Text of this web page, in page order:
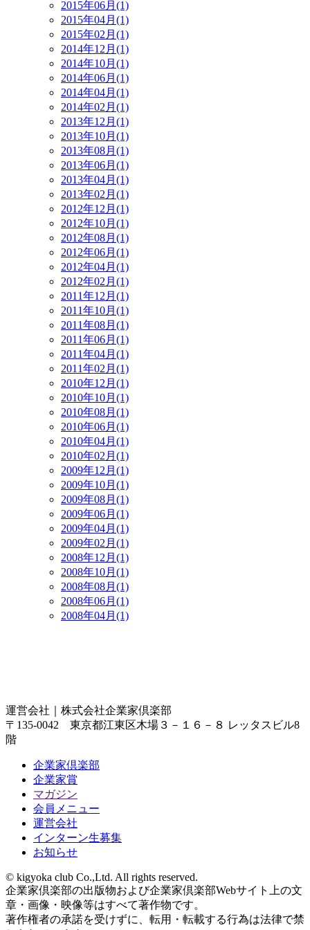
2015年06月(1)
2015年04月(1)
2015年02月(1)
2014年12月(1)
2014年10月(1)
2014年06月(1)
2014年04月(1)
2014年02月(1)
2013年12月(1)
2013年10月(1)
2013年08月(1)
2013年06月(1)
2013年04月(1)
2013年02月(1)
2012年12月(1)
2012年10月(1)
2012年08月(1)
2012年06月(1)
2012年04月(1)
2012年02月(1)
2011年12月(1)
2011年10月(1)
2011年08月(1)
2011年06月(1)
2011年04月(1)
2011年02月(1)
2010年12月(1)
2010年10月(1)
2010年08月(1)
2010年06月(1)
2010年04月(1)
2010年02月(1)
2009年12月(1)
2009年10月(1)
2009年08月(1)
2009年06月(1)
2009年04月(1)
2009年02月(1)
2008年12月(1)
2008年10月(1)
2008年08月(1)
2008年06月(1)
2008年04月(1)
運営会社｜ 株式会社企業家倶楽部
〒135-0042 東京都江東区木場３－１６－８ レッタスビル8
階
企業家倶楽部
企業家賞
マガジン
会員メニュー
運営会社
インターン生募集
お知らせ
© kigyoka club Co.,Ltd. All rights reserved.
企業家倶楽部の出版物および企業家倶楽部Webサイト上の文
章・画像・映像等はすべて著作物です。
著作権者の承諾を受けずに、転用・転載する行為は法律で禁